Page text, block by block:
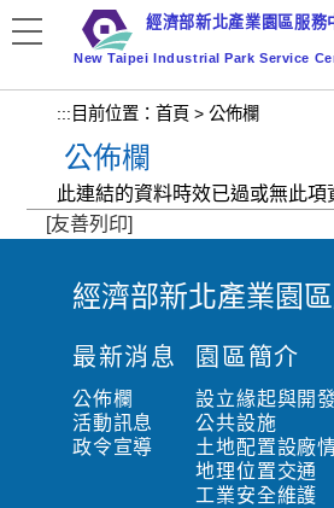
要
容
區
塊
經濟部新北產業園區服務
New Taipei Industrial Park Service
::: 目前位置： 首頁 > 公佈欄
公佈欄
此連結的資料時效已過或無此項
[友善列印]
:
:
經濟部新北產業園
最新消息
公佈欄
活動訊息
政令宣導
園區簡介
設立緣起與開
公共設施
土地配置設廠
地理位置交通
工業安全維護